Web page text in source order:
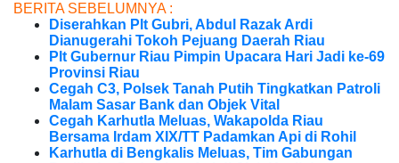
BERITA SEBELUMNYA :
Diserahkan Plt Gubri, Abdul Razak Ardi
Dianugerahi Tokoh Pejuang Daerah Riau
Plt Gubernur Riau Pimpin Upacara Hari Jadi ke-69
Provinsi Riau
Cegah C3, Polsek Tanah Putih Tingkatkan Patroli
Malam Sasar Bank dan Objek Vital
Cegah Karhutla Meluas, Wakapolda Riau
Bersama Irdam XIX/TT Padamkan Api di Rohil
Karhutla di Bengkalis Meluas, Tim Gabungan